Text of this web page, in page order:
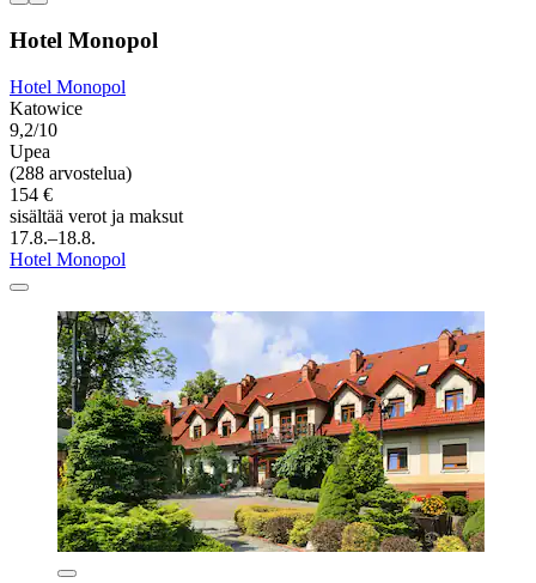
Hotel Monopol
Hotel Monopol
Katowice
9,2/10
Upea
(288 arvostelua)
154 €
sisältää verot ja maksut
17.8.–18.8.
Hotel Monopol